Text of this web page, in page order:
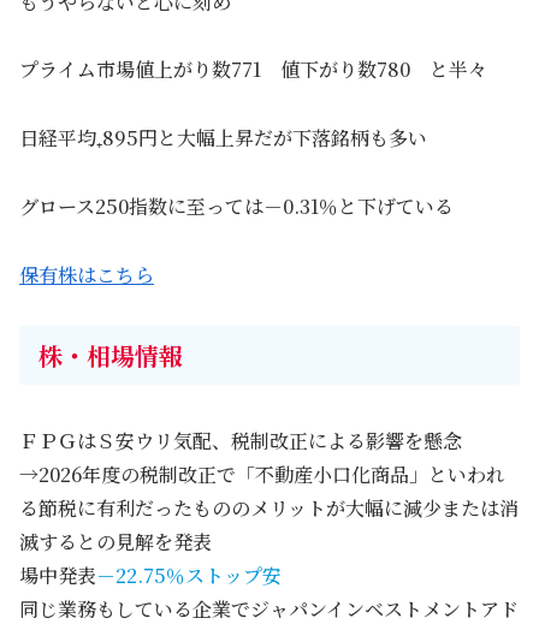
プライム市場値上がり数771 値下がり数780 と半々
日経平均₊895円と大幅上昇だが下落銘柄も多い
グロース250指数に至っては－0.31％と下げている
保有株はこちら
株・相場情報
ＦＰＧはＳ安ウリ気配、税制改正による影響を懸念
→2026年度の税制改正で「不動産小口化商品」といわれ
る節税に有利だったもののメリットが大幅に減少または消
滅するとの見解を発表
場中発表－22.75％ストップ安
同じ業務もしている企業でジャパンインベストメントアド